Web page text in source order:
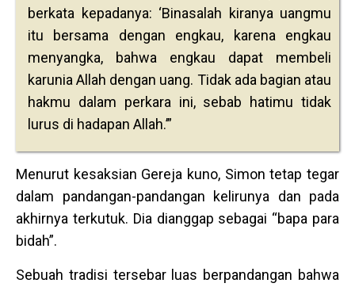
berkata kepadanya: ‘Binasalah kiranya uangmu
itu bersama dengan engkau, karena engkau
menyangka, bahwa engkau dapat membeli
karunia Allah dengan uang. Tidak ada bagian atau
hakmu dalam perkara ini, sebab hatimu tidak
lurus di hadapan Allah.’”
Menurut kesaksian Gereja kuno, Simon tetap tegar
dalam pandangan-pandangan kelirunya dan pada
akhirnya terkutuk. Dia dianggap sebagai “bapa para
bidah”.
Sebuah tradisi tersebar luas berpandangan bahwa